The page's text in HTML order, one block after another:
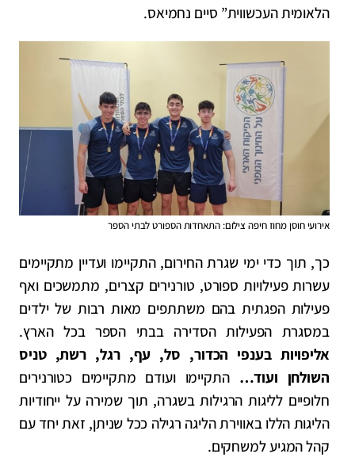
הלאומית העכשווית” סיים נחמיאס.
אירועי חוסן מחוז חיפה צילום: התאחדות הספורט לבתי הספר
כך, תוך כדי ימי שגרת החירום, התקיימו ועדיין מתקיימים
עשרות פעילויות ספורט, טורנירים קצרים, מתמשכים ואף
פעילות הפגתית בהם משתתפים מאות רבות של ילדים
במסגרת הפעילות הסדירה בבתי הספר בכל הארץ.
אליפויות בענפי הכדור, סל, עף, רגל, רשת, טניס
השולחן ועוד… התקיימו ועודם מתקיימים כטורנירים
חלופיים לליגות הרגילות בשגרה, תוך שמירה על ייחודיות
הליגות הללו באווירת הליגה רגילה ככל שניתן, זאת יחד עם
קהל המגיע למשחקים.